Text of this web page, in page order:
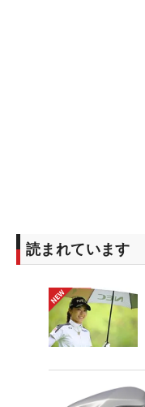
読まれています